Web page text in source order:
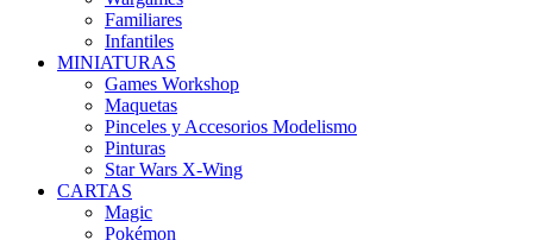
Familiares
Infantiles
MINIATURAS
Games Workshop
Maquetas
Pinceles y Accesorios Modelismo
Pinturas
Star Wars X-Wing
CARTAS
Magic
Pokémon